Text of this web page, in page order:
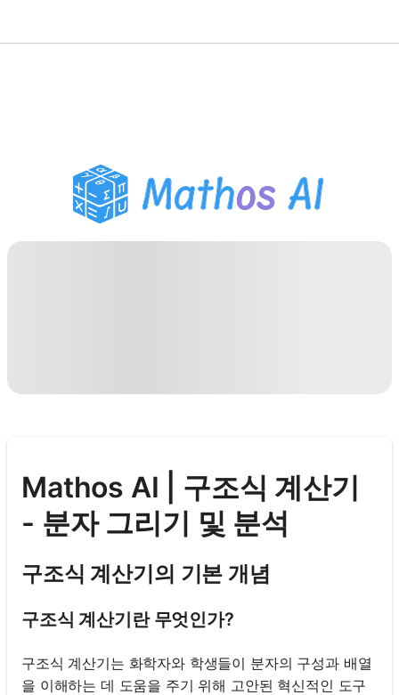
PDF 숙제 도우미
학습 도구
Mathos AI | 구조식 계산기
- 분자 그리기 및 분석
구조식 계산기의 기본 개념
구조식 계산기란 무엇인가?
구조식 계산기는 화학자와 학생들이 분자의 구성과 배열
을 이해하는 데 도움을 주기 위해 고안된 혁신적인 도구